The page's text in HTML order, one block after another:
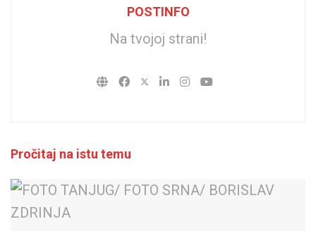
POSTINFO
Na tvojoj strani!
Pročitaj na istu temu